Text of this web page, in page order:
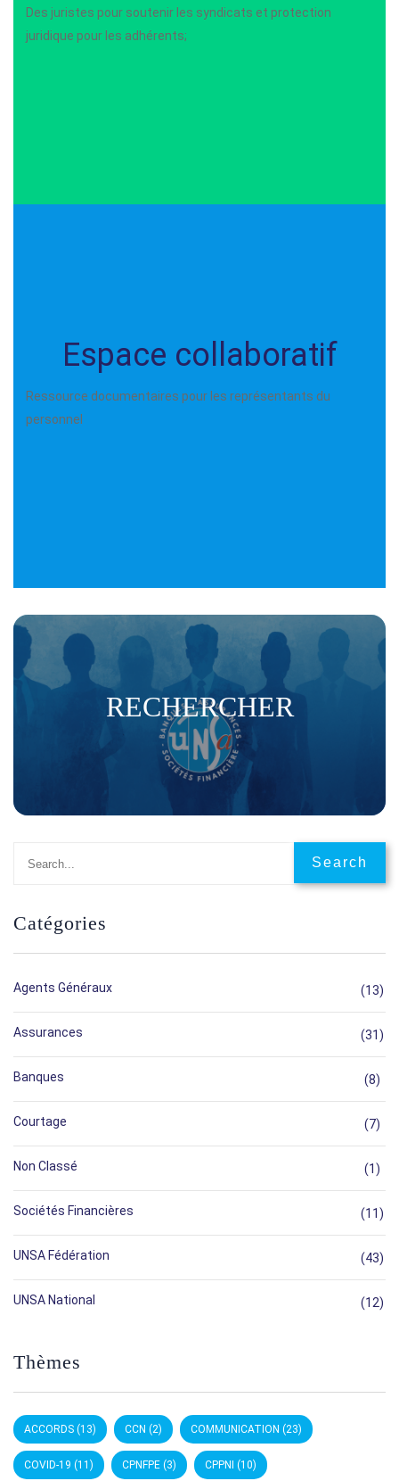
Des juristes pour soutenir les syndicats et protection
juridique pour les adhérents;
Espace collaboratif
Ressource documentaires pour les représentants du
personnel
RECHERCHER
Catégories
Agents Généraux (13)
Assurances (31)
Banques (8)
Courtage (7)
Non Classé (1)
Sociétés Financières (11)
UNSA Fédération (43)
UNSA National (12)
Thèmes
ACCORDS (13) CCN (2) COMMUNICATION (23)
COVID-19 (11) CPNFPE (3) CPPNI (10)